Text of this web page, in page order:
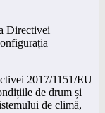
Directivei
2017/1151/EU
de drum și
de climă,